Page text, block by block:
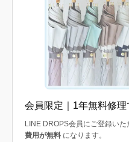
会員限定｜1年無料修理
LINE DROPS会員にご登録いた
費用が無料 になります。